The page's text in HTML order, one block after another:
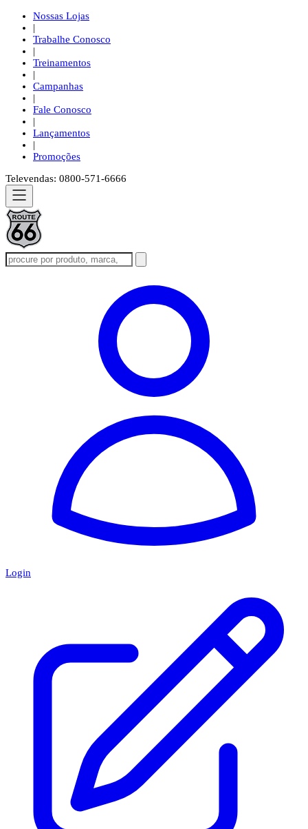
Nossas Lojas
|
Trabalhe Conosco
|
Treinamentos
|
Campanhas
|
Fale Conosco
|
Lançamentos
|
Promoções
Televendas: 0800-571-6666
Login